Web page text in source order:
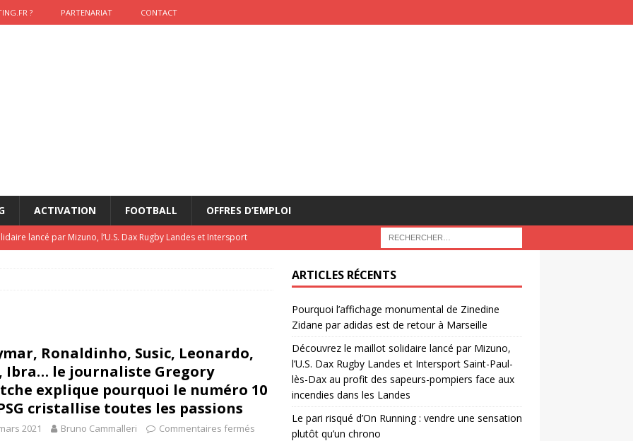
? PARTENARIAT CONTACT
ACTIVATION FOOTBALL OFFRES D’EMPLOI
lancé par Mizuno, l’U.S. Dax Rugby Landes et Intersport
: qui gagne vraiment
FOOTBALL
de Zinedine Zidane par adidas est de retour à
Ronaldinho, Susic, Leonardo,
Ibra… le journaliste Gregory
explique pourquoi le numéro 10
cristallise toutes les passions
2021 Bruno Cammalleri Commentaires fermés
ARTICLES RÉCENTS
Pourquoi l’affichage monumental de Zinedine
Zidane par adidas est de retour à Marseille
Découvrez le maillot solidaire lancé par Mizuno,
l’U.S. Dax Rugby Landes et Intersport Saint-Paul-
lès-Dax au profit des sapeurs-pompiers face aux
incendies dans les Landes
Le pari risqué d’On Running : vendre une sensation
plutôt qu’un chrono